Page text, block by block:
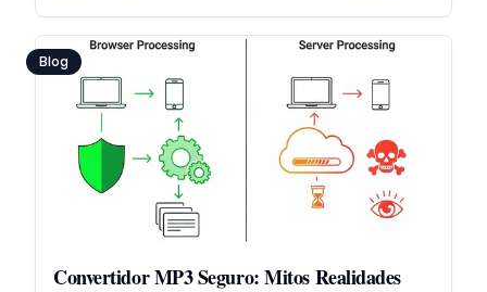
Blog
Convertidor MP3 Seguro: Mitos Realidades